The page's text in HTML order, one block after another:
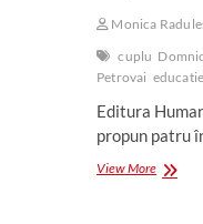
Monica
cuplu
Petrovai educatie
Editura
propun patru
View MoreSerile